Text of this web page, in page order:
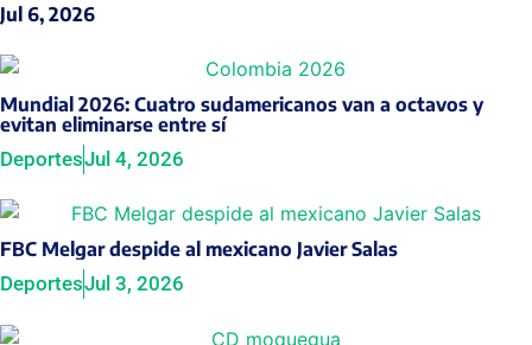
Jul 6, 2026
Mundial 2026: Cuatro sudamericanos van a octavos y
evitan eliminarse entre sí
DeportesJul 4, 2026
FBC Melgar despide al mexicano Javier Salas
DeportesJul 3, 2026